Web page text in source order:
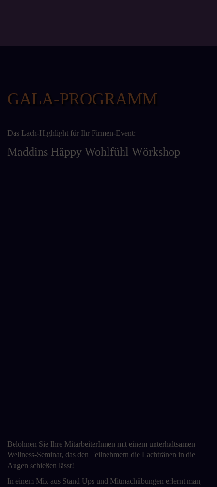
GALA-PROGRAMM
Das Lach-Highlight für Ihr Firmen-Event:
Maddins Häppy Wohlfühl Wörkshop
Belohnen Sie Ihre MitarbeiterInnen mit einem unterhaltsamen
Wellness-Seminar, das den Teilnehmern die Lachtränen in die
Augen schießen lässt!
In einem Mix aus Stand Ups und Mitmachübungen erlernt man,